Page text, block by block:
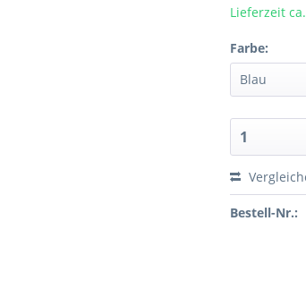
Lieferzeit
Farbe:
Bestell-Nr.: